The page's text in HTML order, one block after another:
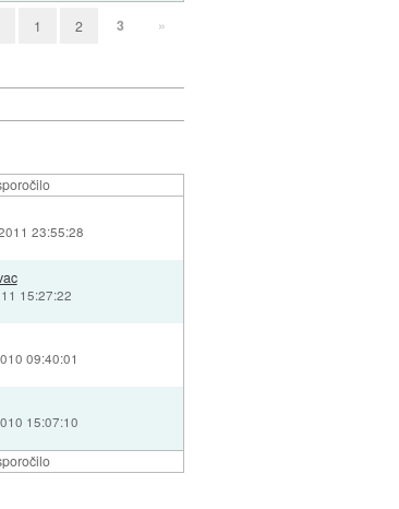
1 2 3 »
23:55:28
15:27:22
09:40:01
15:07:10